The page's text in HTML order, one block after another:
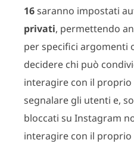
16saranno impostati
privati, permettendo
per specifici argomenti
decidere chi può
interagire con il
segnalare gli utenti e,
bloccati su Instagram
interagire con il